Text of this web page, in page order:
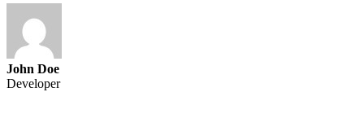
John Doe
Developer